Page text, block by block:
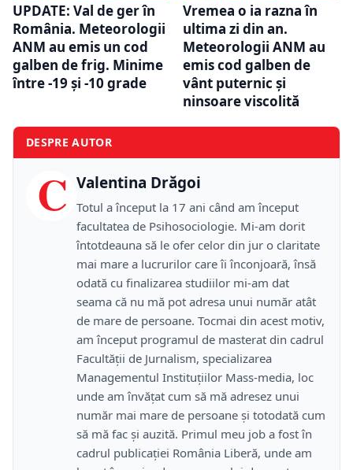
UPDATE: Val de ger în
România. Meteorologii
ANM au emis un cod
galben de frig. Minime
între -19 şi -10 grade
Vremea o ia razna în
ultima zi din an.
Meteorologii ANM au
emis cod galben de
vânt puternic și
ninsoare viscolită
DESPRE AUTOR
C Valentina Drăgoi
Totul a început la 17 ani când am început
facultatea de Psihosociologie. Mi-am dorit
întotdeauna să le ofer celor din jur o claritate
mai mare a lucrurilor care îi înconjoară, însă
odată cu finalizarea studiilor mi-am dat
seama că nu mă pot adresa unui număr atât
de mare de persoane. Tocmai din acest motiv,
am început programul de masterat din cadrul
Facultății de Jurnalism, specializarea
Managementul Instituțiilor Mass-media, loc
unde am învățat cum să mă adresez unui
număr mai mare de persoane și totodată cum
să mă fac și auzită. Primul meu job a fost în
cadrul publicației România Liberă, unde am